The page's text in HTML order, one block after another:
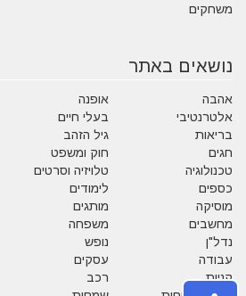
משחקים
נושאים באתר
אהבה אופנה
אלטרנטיבי
בעלי חיים
בריאות
גיל הזהב
חגים
חוק ומשפט
טכנולוגיה
טלויזיה וסרטים
כספים
לימודים
מוסיקה
מותגים
מחשבים
משפחה
נדל"ן
נופש
עבודה
עסקים
קניות
רכב